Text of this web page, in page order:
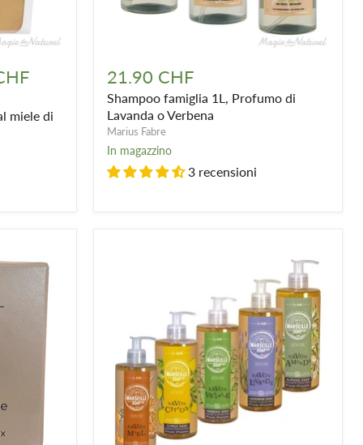
miele di
famiglia
1L,
Profumo
di
Lavanda
o
Verbena
21.90 CHF
Shampoo famiglia 1L, Profumo di
Lavanda o Verbena
Marius Fabre
In magazzino
3 recensioni